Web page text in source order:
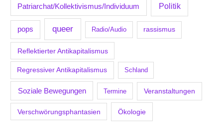
Patriarchat/Kollektivismus/Individuum Politik
pops queer Radio/Audio rassismus
Reflektierter Antikapitalismus
Regressiver Antikapitalismus Schland
Soziale Bewegungen Termine Veranstaltungen
Verschwörungsphantasien Ökologie